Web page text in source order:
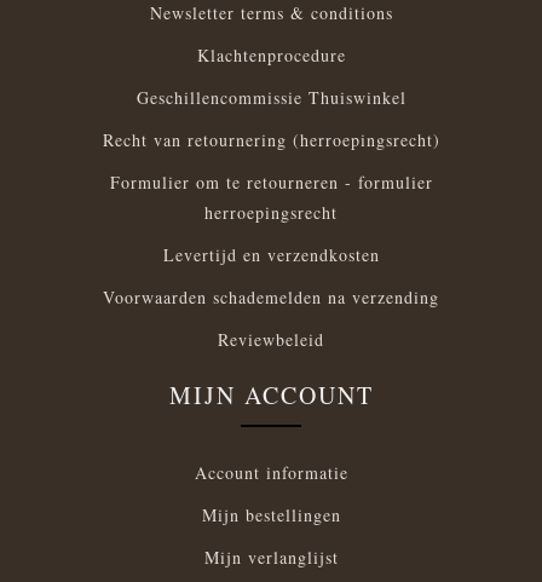
Newsletter terms & conditions
Klachtenprocedure
Geschillencommissie Thuiswinkel
Recht van retournering (herroepingsrecht)
Formulier om te retourneren - formulier
herroepingsrecht
Levertijd en verzendkosten
Voorwaarden schademelden na verzending
Reviewbeleid
MIJN ACCOUNT
Account informatie
Mijn bestellingen
Mijn verlanglijst